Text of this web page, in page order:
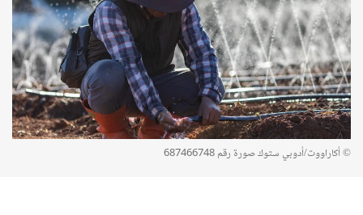
© أكاراووت/أدوبي ستوك صورة رقم 687466748